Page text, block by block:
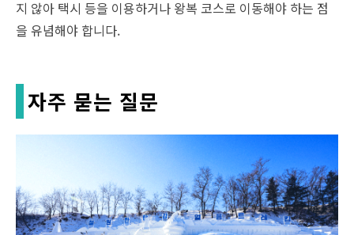
지 않아 택시 등을 이용하거나 왕복 코스로 이동해야 하는 점
을 유념해야 합니다.
자주 묻는 질문